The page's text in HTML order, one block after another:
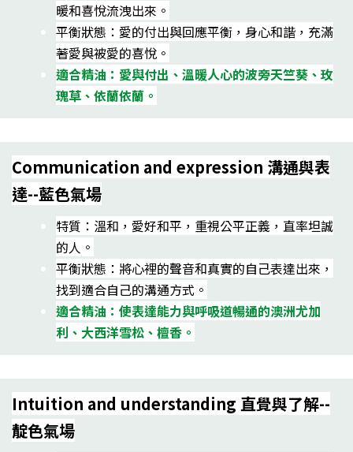
暖和喜悅流洩出來。
平衡狀態：愛的付出與回應平衡，身心和諧，充滿
著愛與被愛的喜悅。
適合精油：愛與付出、溫暖人心的波旁天竺葵、玫
瑰草、依蘭依蘭。
Communication and expression 溝通與表
達--藍色氣場
特質：溫和，愛好和平，重視公平正義，直率坦誠
的人。
平衡狀態：將心裡的聲音和真實的自己表達出來，
找到適合自己的溝通方式。
適合精油：使表達能力與呼吸道暢通的澳洲尤加
利、大西洋雪松、檀香。
Intuition and understanding 直覺與了解--
靛色氣場